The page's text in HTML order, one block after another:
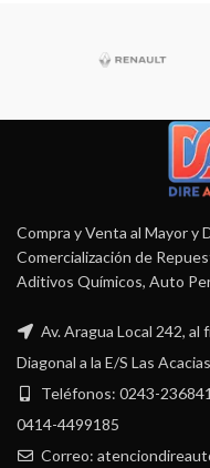
Compra y Venta al Mayor y
Comercialización de
Aditivos Químicos, Auto
Av. Aragua Local 242,
Diagonal a la E/S Las
Teléfonos: 0243-
0414-4499185
Correo: